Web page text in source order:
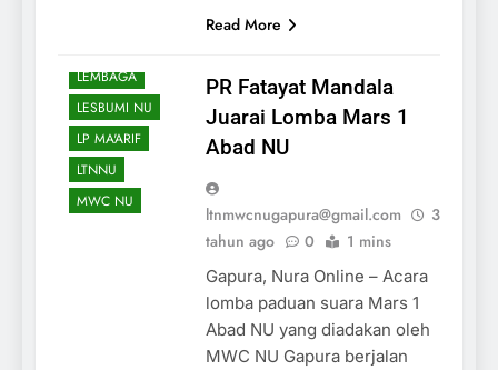
Read More
LEMBAGA
LESBUMI NU
LP MA'ARIF
LTNNU
MWC NU
PR Fatayat Mandala
Juarai Lomba Mars 1
Abad NU
ltnmwcnugapura@gmail.com
3
tahun ago
0 1 mins
Gapura, Nura Online – Acara
lomba paduan suara Mars 1
Abad NU yang diadakan oleh
MWC NU Gapura berjalan